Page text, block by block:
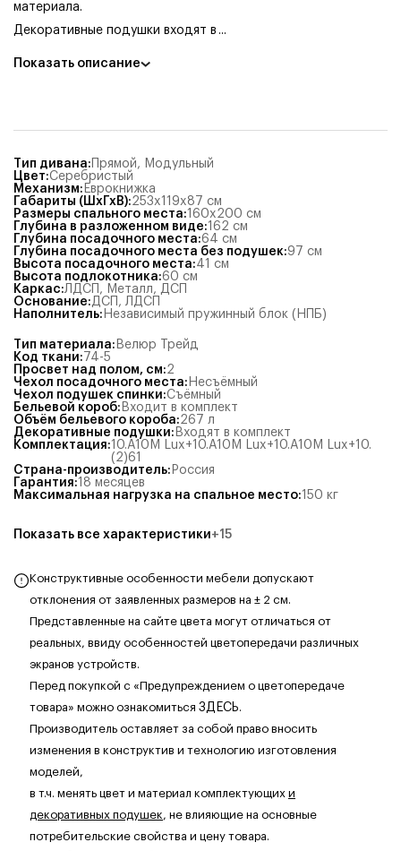
материала.
Декоративные подушки входят в ...
Показать описание
Тип дивана: Прямой, Модульный
Цвет:Серебристый
Механизм: Еврокнижка
Габариты (ШхГхВ):253x119x87 см
Размеры спального места:160x200 см
Глубина в разложенном виде:162 см
Глубина посадочного места:64 см
Глубина посадочного места без подушек:97 см
Высота посадочного места:41
см
Высота подлокотника:60 см
Каркас:ЛДСП, Металл, ДСП
Основание:ДСП , ЛДСП
Наполнитель: Независимый пружинный блок (НПБ)
Тип материала: Велюр Трейд
Код ткани: 74-5
Просвет над полом, см:2
Чехол посадочного места: Несъёмный
Чехол подушек спинки:Съёмный
Бельевой короб: Входит в комплект
Объём бельевого короба:267 л
Декоративные подушки: Входят в комплект
Комплектация:10.А10М Lux+10.А10М Lux+10.А10М Lux+10.
(2)61
Страна-производитель: Россия
Гарантия:18 месяцев
Максимальная нагрузка на спальное место:150 кг
Показать все характеристики+15
Конструктивные особенности мебели допускают
отклонения от заявленных размеров на ± 2 см.
Представленные на сайте цвета могут отличаться от
реальных, ввиду особенностей цветопередачи различных
экранов устройств.
Перед покупкой с «Предупреждением о цветопередаче
товара» можно ознакомиться ЗДЕСЬ.
Производитель оставляет за собой право вносить
изменения в конструктив и технологию изготовления
моделей,
в т.ч. менять цвет и материал комплектующих и
декоративных подушек, не влияющие на основные
потребительские свойства и цену товара.